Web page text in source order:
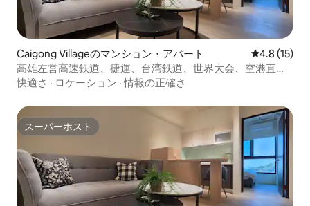
Caigong Villageのマンション・アパート レビュー15
4.8 (15)
高雄左営高速鉄道、捷運、台湾鉄道、世界大会、空港直
通/4人部屋/5
快適さ · ロケーション ·情報の正確さ
スーパーホスト
スーパーホスト